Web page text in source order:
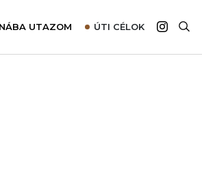
UTAZOM ÚTI CÉLOK